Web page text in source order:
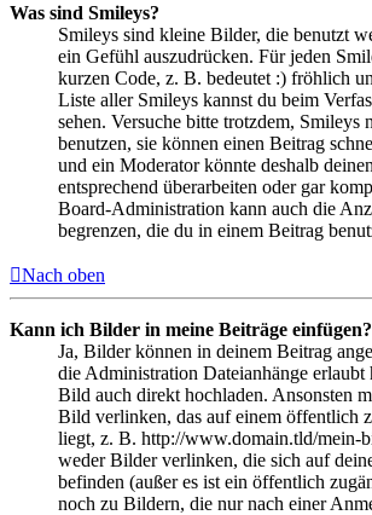
Was sind Smileys?
Smileys sind kleine Bilder, die benutzt
ein Gefühl auszudrücken. Für jeden
kurzen Code, z. B. bedeutet :) fröhlich
Liste aller Smileys kannst du beim
sehen. Versuche bitte trotzdem, Smileys
benutzen, sie können einen Beitrag
und ein Moderator könnte deshalb
entsprechend überarbeiten oder gar
Board-Administration kann auch die
begrenzen, die du in einem Beitrag
Nach oben
Kann ich Bilder in meine Beiträge einfügen?
Ja, Bilder können in deinem Beitrag
die Administration Dateianhänge erlaubt
Bild auch direkt hochladen. Ansonsten
Bild verlinken, das auf einem öffentlich
liegt, z. B. http://www.domain.tld/mein-
weder Bilder verlinken, die sich auf
befinden (außer es ist ein öffentlich
noch zu Bildern, die nur nach einer